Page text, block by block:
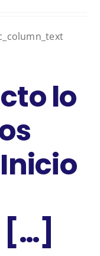
lo
[…]